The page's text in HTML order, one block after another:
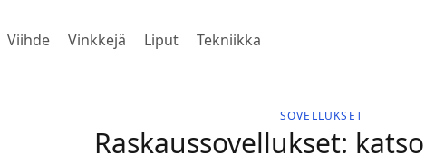
Viihde Vinkkejä Liput Tekniikka
SOVELLUKSET
Raskaussovellukset: